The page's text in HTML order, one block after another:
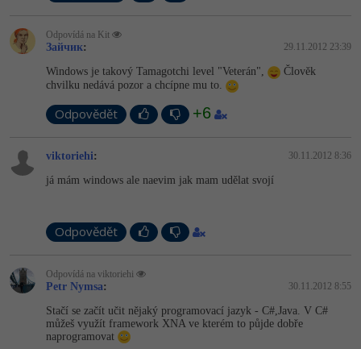
Copywriter
WordPress specialista
SEO specialista
Algoritmy
Umělá inteligence (AI) -10%
Pro děti
Fórum
Kurzy e-commerce
Digitální gramotnost
Kurzy designu
HTML/CSS
Photoshop
Příběhy absolventů
Odpovídá na Kit
Зайчик: 29.11.2012 23:39
Windows je takový Tamagotchi level "Veterán",
Člověk
chvilku nedává pozor a chcípne mu to.
Odpovědět +6
viktoriehi: 30.11.2012 8:36
já mám windows ale naevim jak mam udělat svojí
Odpovědět
Odpovídá na viktoriehi
Petr Nymsa: 30.11.2012 8:55
Stačí se začít učit nějaký programovací jazyk - C#,Java. V C#
můžeš využít framework XNA ve kterém to půjde dobře
naprogramovat